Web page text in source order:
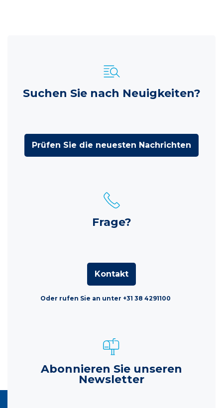
Suchen Sie nach Neuigkeiten?
Prüfen Sie die neuesten Nachrichten
Frage?
Kontakt
Oder rufen Sie an unter +31 38 4291100
Abonnieren Sie unseren
Newsletter